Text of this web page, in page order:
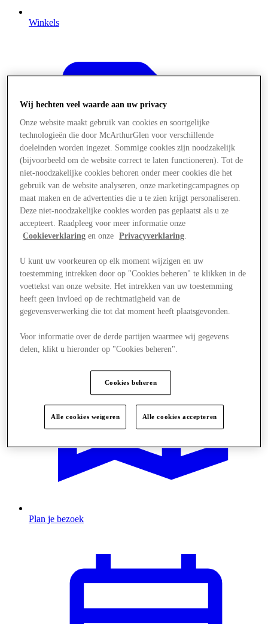
Winkels
Aanbiedingen
Plan je bezoek
Wij hechten veel waarde aan uw privacy
Onze website maakt gebruik van cookies en soortgelijke
technologieën die door McArthurGlen voor verschillende
doeleinden worden ingezet. Sommige cookies zijn noodzakelijk
(bijvoorbeeld om de website correct te laten functioneren). Tot de
niet-noodzakelijke cookies behoren onder meer cookies die het
gebruik van de website analyseren, onze marketingcampagnes op
maat maken en de advertenties die u te zien krijgt personaliseren.
Deze niet-noodzakelijke cookies worden pas geplaatst als u ze
accepteert. Raadpleeg voor meer informatie onze
Cookieverklaring en onze Privacyverklaring
U kunt uw voorkeuren op elk moment wijzigen en uw
toestemming intrekken door op "Cookies beheren" te klikken in de
voettekst van onze website. Het intrekken van uw toestemming
heeft geen invloed op de rechtmatigheid van de
gegevensverwerking die tot dat moment heeft plaatsgevonden.
Voor informatie over de derde partijen waarmee wij gegevens
delen, klikt u hieronder op "Cookies beheren".
Cookies beheren
Alle cookies weigeren Alle cookies accepteren